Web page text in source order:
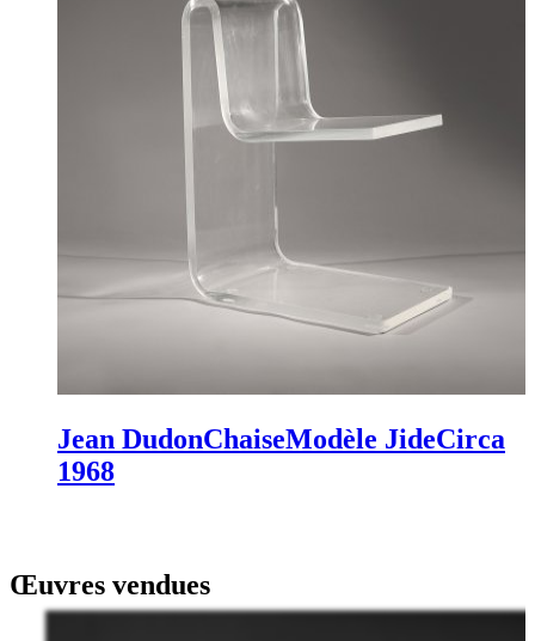
Jean DudonChaiseModèle JideCirca
1968
Œuvres vendues